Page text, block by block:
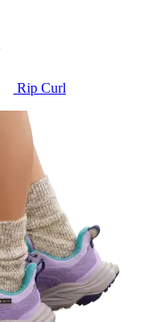
Rip Curl